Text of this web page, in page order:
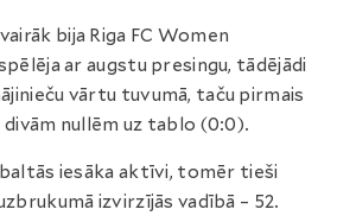
bija Riga FC Women
ar augstu presingu, tādējādi
vārtu tuvumā, taču pirmais
divām nullēm uz tablo (0:0).
iesāka aktīvi, tomēr tieši
izvirzījās vadībā – 52.